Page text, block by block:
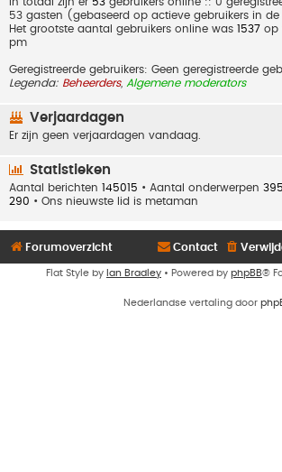
53 gasten (gebaseerd op actieve gebruikers in
Het grootste aantal gebruikers online was 1537 op
pm
Geregistreerde gebruikers: Geen geregistreerde
Legenda: Beheerders, Algemene moderators
Verjaardagen
Er zijn geen verjaardagen vandaag.
Statistieken
Aantal berichten 145015 • Aantal onderwerpen
290 • Ons nieuwste lid is metaman
Forumoverzicht Contact
Flat Style by Ian Bradley • Powered by phpBB®
Nederlandse vertaling door